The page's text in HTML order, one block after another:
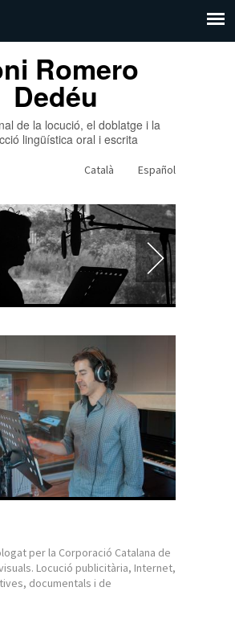
Romero
Dedéu
de la locució, el doblatge i la
lingüística oral i escrita
Español
Català
per la Corporació Catalana de
Locució publicitària, Internet,
documentals i de